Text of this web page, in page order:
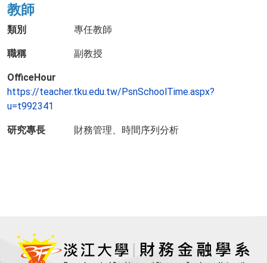
教師
類別 專任教師
職稱 副教授
OfficeHour
https://teacher.tku.edu.tw/PsnSchoolTime.aspx?
u=t992341
研究專長 財務管理、時間序列分析